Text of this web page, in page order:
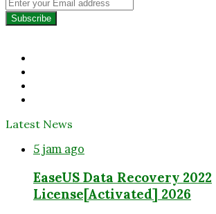
your
Email
Latest News
5 jam ago
EaseUS Data Recovery 2022
License[Activated] 2026